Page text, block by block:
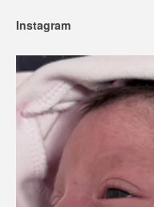
Instagram